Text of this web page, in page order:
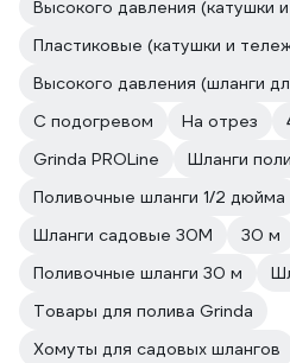
Высокого давления (катушки
Пластиковые (катушки и
Высокого давления (шланги
С подогревом
На отрез
Grinda PROLine
Шланги
Поливочные шланги 1/2 дюйма
Шланги садовые 30М
30 м
Поливочные шланги 30 м
Товары для полива Grinda
Хомуты для садовых шлангов